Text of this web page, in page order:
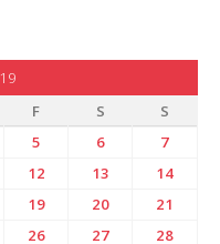
F S
S
5 6
7
12 13
14
19 20
21
26 27 28